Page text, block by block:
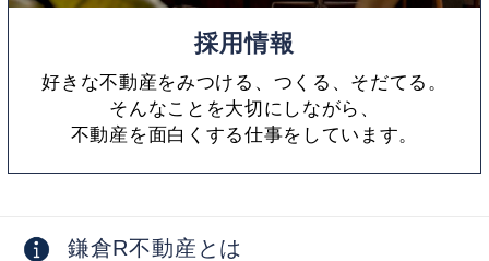
採用情報
好きな不動産をみつける、つくる、そだてる。
そんなことを大切にしながら、
不動産を面白くする仕事をしています。
鎌倉R不動産とは